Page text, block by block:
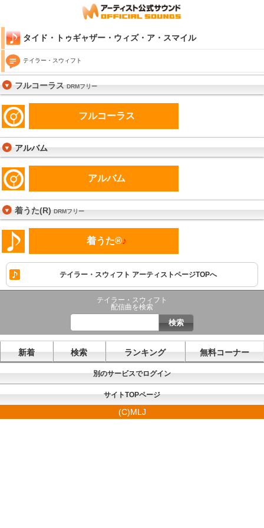
タイド・トゥギャザー・ウィズ・ア・スマイル
テイラー・スウィフト
フルコーラスDRMフリー
フルコーラス
アルバム
アルバム
着うた(R)DRMフリー
着うた®♪
テイラー・スウィフト アーティストページTOPへ
テイラー・スウィフト
配信曲を検索
新着 検索 ランキング 無料コーナー
別のサービスでログイン
サイトTOPページ
(C)MLJ